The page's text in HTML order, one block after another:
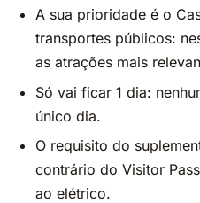
A sua prioridade é o
transportes públicos:
as atrações mais
Só vai ficar 1 dia:
único dia.
O requisito do
contrário do Visitor
ao elétrico.